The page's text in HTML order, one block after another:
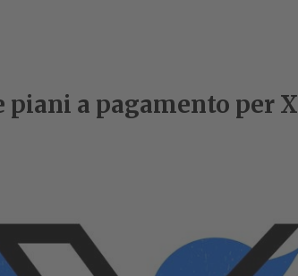
piani a pagamento per X